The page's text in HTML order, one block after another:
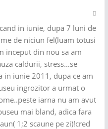
in iunie, dupa 7 luni de
de niciun fel(luam totusi
inceput din nou sa am
caldurii, stress…se
in iunie 2011, dupa ce am
ingrozitor a urmat o
iarna nu am avut
mai bland, adica fara
1;2 scaune pe zi)!cred